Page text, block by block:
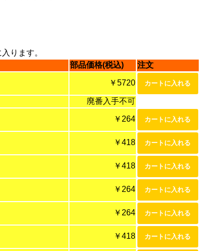
ります。
部品価格(税込) 注文
￥5720
廃番入手不可
￥264
￥418
￥418
￥264
￥264
￥418